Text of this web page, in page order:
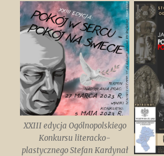
XXIII edycja Ogólnopolskiego
Konkursu literacko-
plastycznego Stefan Kardynał